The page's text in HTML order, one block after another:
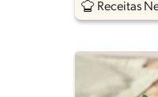
Receitas